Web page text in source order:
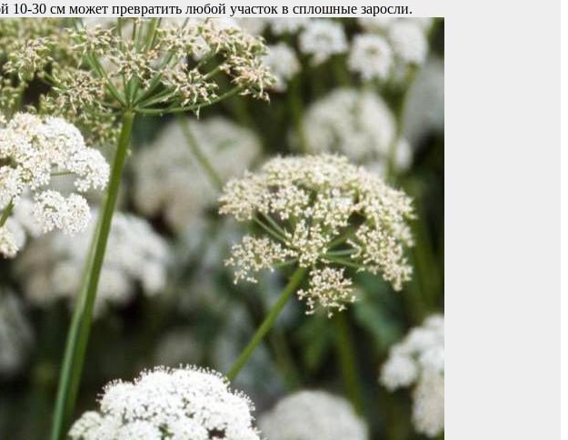
10-30 см может превратить любой участок в сплошные заросли.